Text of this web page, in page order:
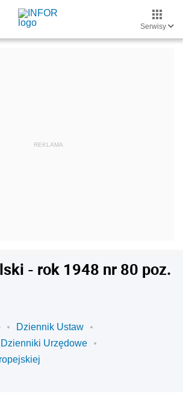
Serwisy
- rok 1948 nr 80 poz.
Dziennik Ustaw
Dzienniki Urzędowe